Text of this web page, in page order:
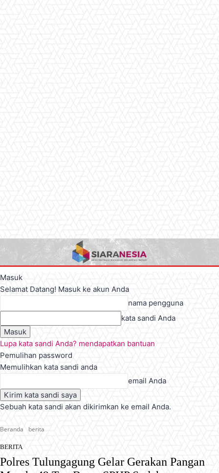
Masuk
Selamat Datang! Masuk ke akun Anda
nama pengguna
kata sandi Anda
Lupa kata sandi Anda? mendapatkan bantuan
Pemulihan password
Memulihkan kata sandi anda
email Anda
Sebuah kata sandi akan dikirimkan ke email Anda.
Beranda berita
BERITA
Polres Tulungagung Gelar Gerakan Pangan